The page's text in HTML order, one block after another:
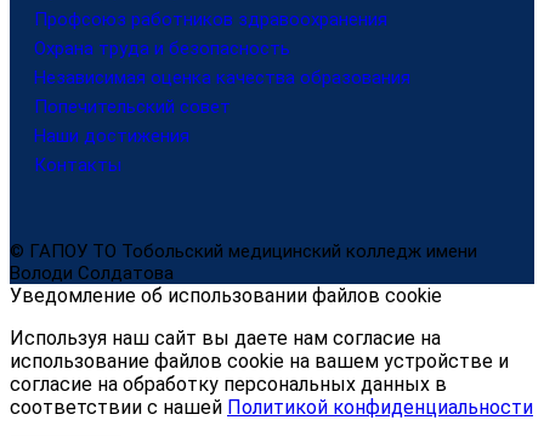
Профсоюз работников здравоохранения
Охрана труда и безопасность
Независимая оценка качества образования
Попечительский совет
Наши достижения
Контакты
© ГАПОУ ТО Тобольский медицинский колледж имени
Володи Солдатова
Уведомление об использовании файлов cookie
Используя наш сайт вы даете нам согласие на
использование файлов cookie на вашем устройстве и
согласие на обработку персональных данных в
соответствии с нашей Политикой конфиденциальности